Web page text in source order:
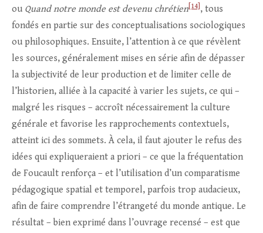
ou Quand notre monde est devenu chrétien [14] , tous
fondés en partie sur des conceptualisations sociologiques
ou philosophiques. Ensuite, l’attention à ce que révèlent
les sources, généralement mises en série afin de dépasser
la subjectivité de leur production et de limiter celle de
l’historien, alliée à la capacité à varier les sujets, ce qui –
malgré les risques – accroît nécessairement la culture
générale et favorise les rapprochements contextuels,
atteint ici des sommets. À cela, il faut ajouter le refus des
idées qui expliqueraient a priori – ce que la fréquentation
de Foucault renforça – et l’utilisation d’un comparatisme
pédagogique spatial et temporel, parfois trop audacieux,
afin de faire comprendre l’étrangeté du monde antique. Le
résultat – bien exprimé dans l’ouvrage recensé – est que